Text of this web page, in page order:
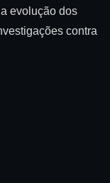
evolução dos
contra